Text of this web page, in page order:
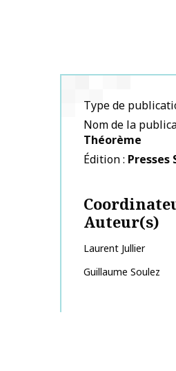
Type de
Nom de la
Théorème
Édition Presses
Auteur(s)
Laurent Jullier
Guillaume Soulez